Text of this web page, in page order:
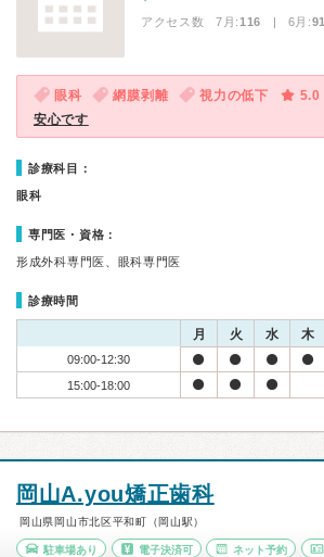
アクセス数 7月:116 | 6月:91
眼科 網膜剥離 視力の低下
5.0
安心です
診療科目：
眼科
専門医・資格：
形成外科専門医、眼科専門医
診療時間
月 火 水 木
09:00-12:30
15:00-18:00
岡山A.you矯正歯科
岡山県岡山市北区平和町（岡山駅）
駐車場あり 電子決済可 ネット予約